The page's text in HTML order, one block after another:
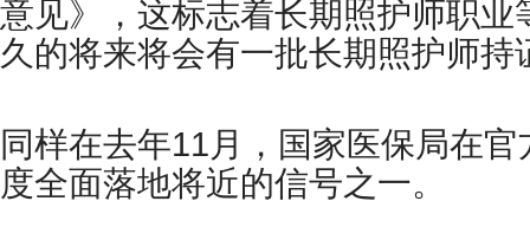
意见》，这标志着长期照护师职
久的将来将会有一批长期照护师持
同样在去年11月，国家医保局在
度全面落地将近的信号之一。